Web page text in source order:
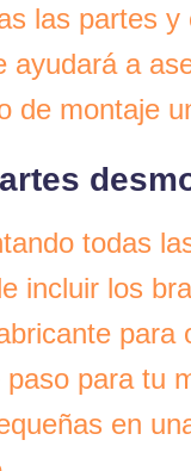
las partes
ayudará a
de montaje
todas
incluir los
para tu
en